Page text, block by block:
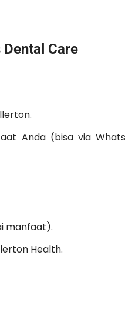
Care
Anda (bisa via
manfaat).
Health.